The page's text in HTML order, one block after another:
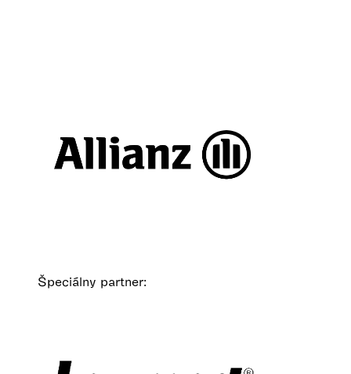
Špeciálny partner: